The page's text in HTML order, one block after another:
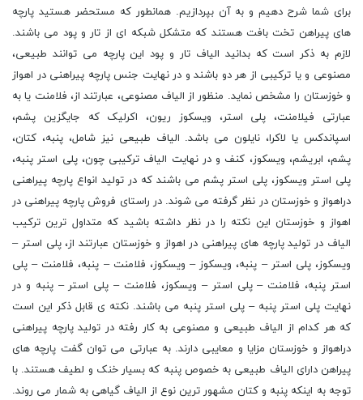
برای شما شرح دهیم و به آن بپردازیم. همانطور که مستحضر هستید پارچه
های پیراهن تخت بافت هستند که متشکل شبکه ای از تار و پود می باشند.
لازم به ذکر است که بدانید الیاف تار و پود این پارچه می توانند طبیعی،
مصنوعی و یا ترکیبی از هر دو باشند و در نهایت جنس پارچه پیراهنی در اهواز
و خوزستان را مشخص نماید. منظور از الیاف مصنوعی، عبارتند از، فلامنت یا به
عبارتی فیلامنت، پلی استر، ویسکوز ریون، اکرلیک که جایگزین پشم،
اسپاندکس یا لاکرا، نایلون می باشد. الیاف طبیعی نیز شامل، پنبه، کتان،
پشم، ابریشم، ویسکوز، کنف و در نهایت الیاف ترکیبی چون، پلی استر پنبه،
پلی استر ویسکوز، پلی استر پشم می باشند که در تولید انواع پارچه پیراهنی
دراهواز و خوزستان در نظر گرفته می شوند. در راستای فروش پارچه پیراهنی در
اهواز و خوزستان این نکته را در نظر داشته باشید که متداول ترین ترکیب
الیاف در تولید پارچه های پیراهنی در اهواز و خوزستان عبارتند از، پلی استر –
ویسکوز، پلى استر – پنبه، ویسکوز – ویسکوز، فلامنت – پنبه، فلامنت – پلی
استر پنبه، فلامنت – پلی استر – ویسکوز، فلامنت – پلی استر – پنبه و در
نهایت پلی استر پنبه – پلی استر پنبه می باشند. نکته ی قابل ذکر این است
که هر کدام از الیاف طبیعی و مصنوعی به کار رفته در تولید پارچه پیراهنی
دراهواز و خوزستان مزایا و معایبی دارند. به عبارتی می توان گفت پارچه های
پیراهن دارای الیاف طبیعی به خصوص پنبه که بسیار خنک و لطیف هستند. با
توجه به اینکه پنبه و کتان مشهور ترین نوع از الیاف گیاهی به شمار می روند.